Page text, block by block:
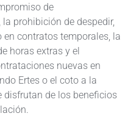
de
prohibición de despedir,
contratos temporales, la
horas extras y el
nuevas en
Ertes o el coto a la
disfrutan de los beneficios